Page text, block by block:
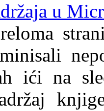
u
ići na